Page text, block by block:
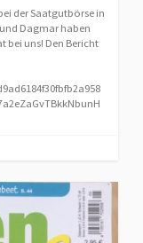
der Saatgutbörse in
Dagmar haben
bei uns! Den Bericht